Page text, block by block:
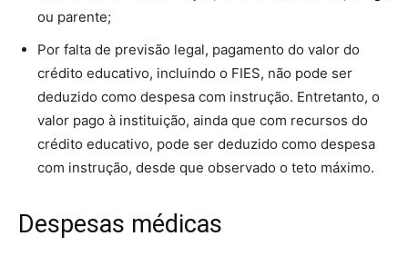
ou parente;
Por falta de previsão legal, pagamento do valor do
crédito educativo, incluindo o FIES, não pode ser
deduzido como despesa com instrução. Entretanto, o
valor pago à instituição, ainda que com recursos do
crédito educativo, pode ser deduzido como despesa
com instrução, desde que observado o teto máximo.
Despesas médicas